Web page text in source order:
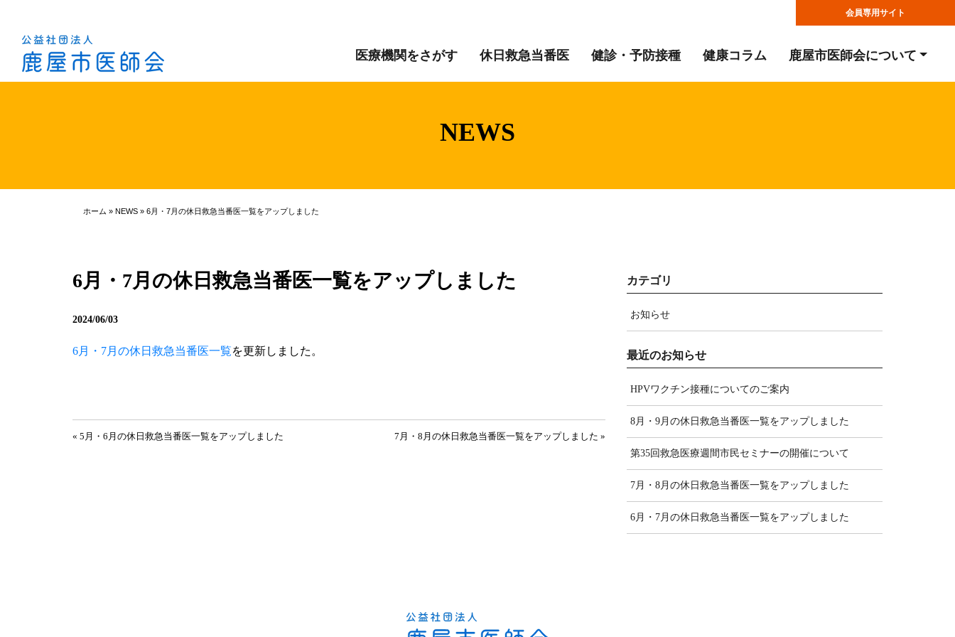
会員専用サイト
医療機関をさがす 休日救急当番医 健診・予防接種 健康コラム 鹿屋市医師会について
NEWS
ホーム » NEWS » 6月・7月の休日救急当番医一覧をアップしました
6月・7月の休日救急当番医一覧をアップしました
2024/06/03
6月・7月の休日救急当番医一覧を更新しました。
投稿ナビゲーション
« 5月・6月の休日救急当番医一覧をアップしました 7月・8月の休日救急当番医一覧をアップしました »
カテゴリ
お知らせ
最近のお知らせ
HPVワクチン接種についてのご案内
8月・9月の休日救急当番医一覧をアップしました
第35回救急医療週間市民セミナーの開催について
7月・8月の休日救急当番医一覧をアップしました
6月・7月の休日救急当番医一覧をアップしました